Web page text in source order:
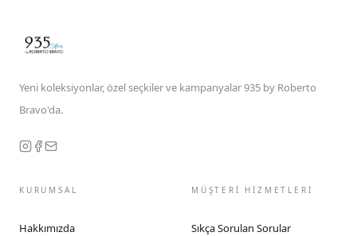
Yeni koleksiyonlar, özel seçkiler ve kampanyalar 935 by Roberto
Bravo'da.
KURUMSAL
Hakkımızda
MÜŞTERİ HİZMETLERİ
Sıkça Sorulan Sorular